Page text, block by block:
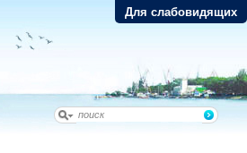
Для слабовидящих